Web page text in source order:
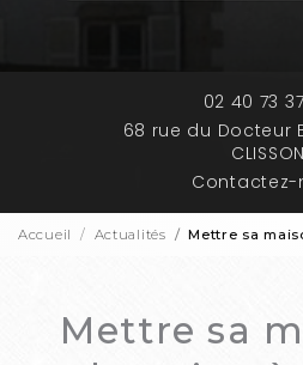
02 40 73
68 rue du Docteur
CLISSON
Contactez-
Accueil Actualités Mettre sa
Mettre sa